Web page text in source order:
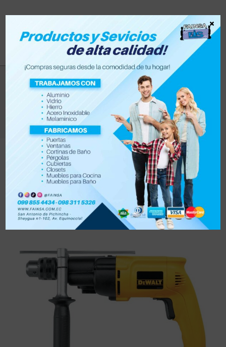
percusión
Productos > percusión
Filtrar
Orden por defecto
×